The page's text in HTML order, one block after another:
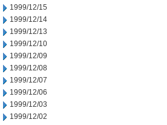
1999/12/15
1999/12/14
1999/12/13
1999/12/10
1999/12/09
1999/12/08
1999/12/07
1999/12/06
1999/12/03
1999/12/02